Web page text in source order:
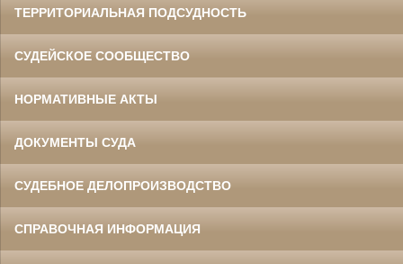
ТЕРРИТОРИАЛЬНАЯ ПОДСУДНОСТЬ
СУДЕЙСКОЕ СООБЩЕСТВО
НОРМАТИВНЫЕ АКТЫ
ДОКУМЕНТЫ СУДА
СУДЕБНОЕ ДЕЛОПРОИЗВОДСТВО
СПРАВОЧНАЯ ИНФОРМАЦИЯ